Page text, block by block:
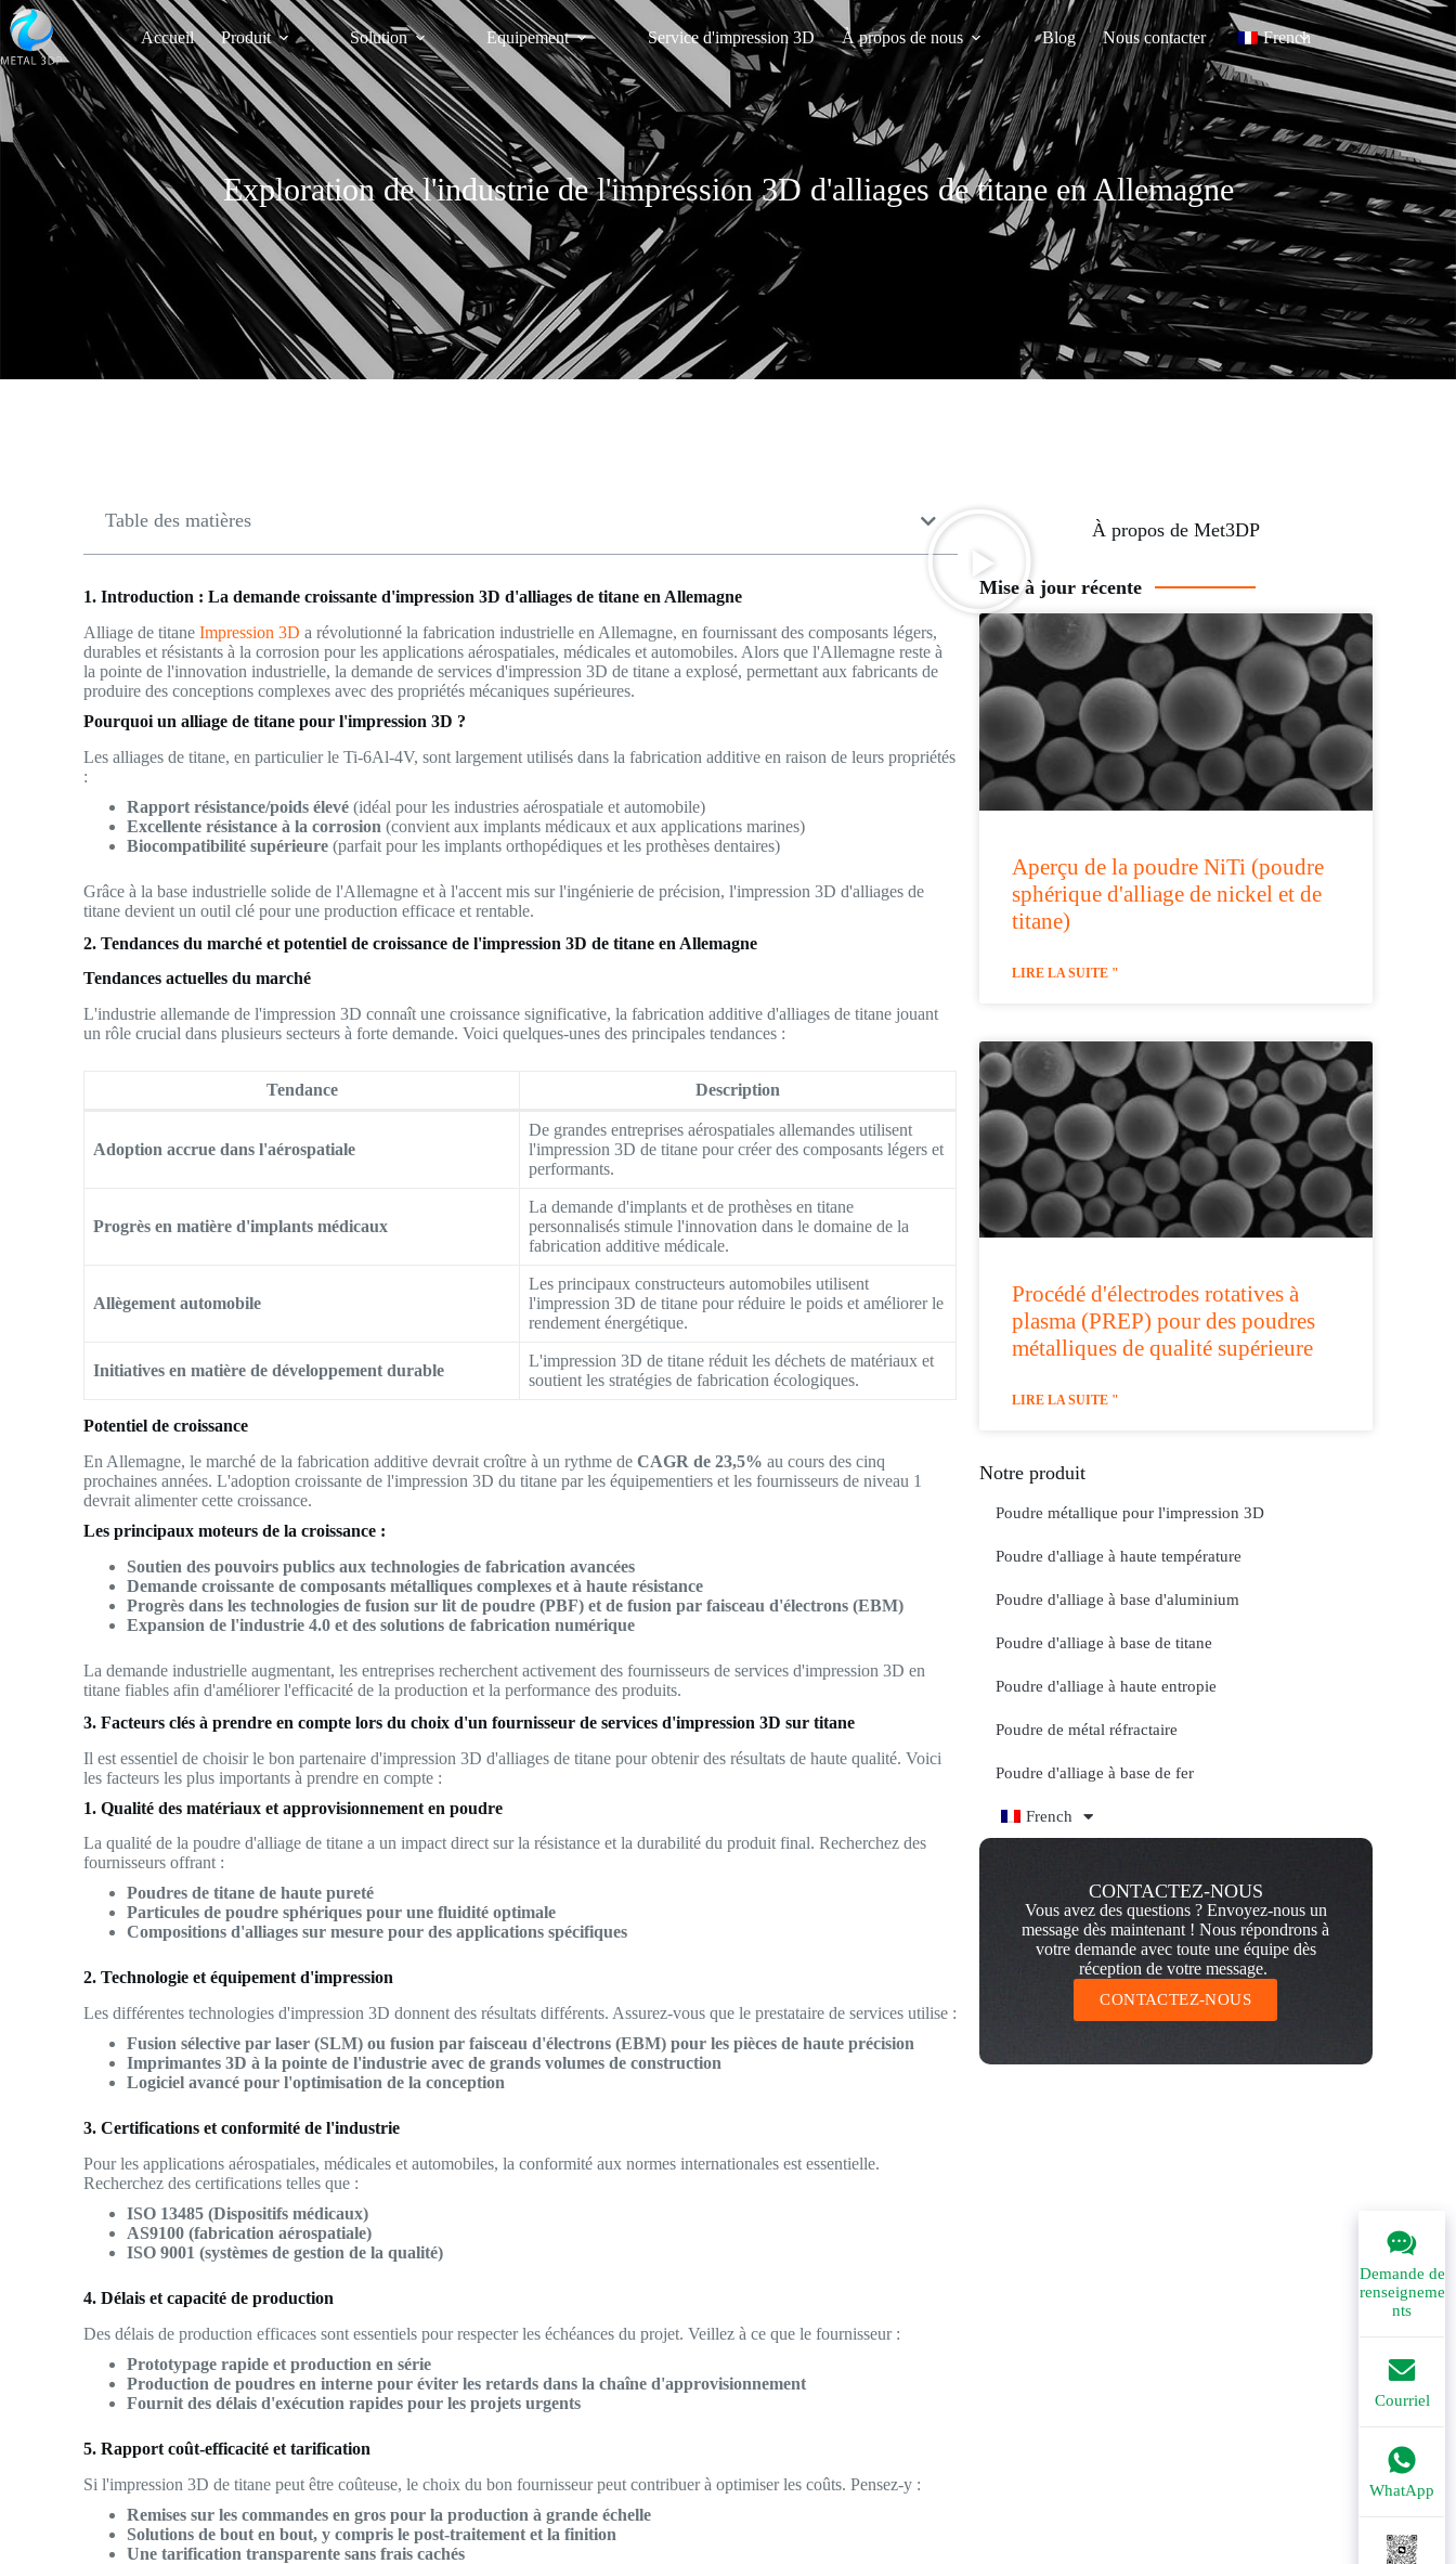
Accueil Produit Solution Equipement Service d'impression 3D À propos de nous Blog Nous contacter French
Demande de
renseigneme
nts
Courriel
WhatApp
Exploration de l'industrie de l'impression 3D d'alliages de titane en Allemagne
Table des matières
1. Introduction : La demande croissante d'impression 3D d'alliages de titane en Allemagne
Alliage de titaneImpression 3D a révolutionné la fabrication industrielle en Allemagne, en fournissant des composants légers,
durables et résistants à la corrosion pour les applications aérospatiales, médicales et automobiles. Alors que l'Allemagne reste à
la pointe de l'innovation industrielle, la demande de services d'impression 3D de titane a explosé, permettant aux fabricants de
produire des conceptions complexes avec des propriétés mécaniques supérieures.
Pourquoi un alliage de titane pour l'impression 3D ?
Les alliages de titane, en particulier le Ti-6Al-4V, sont largement utilisés dans la fabrication additive en raison de leurs propriétés
:
Rapport résistance/poids élevé (idéal pour les industries aérospatiale et automobile)
Excellente résistance à la corrosion (convient aux implants médicaux et aux applications marines)
Biocompatibilité supérieure (parfait pour les implants orthopédiques et les prothèses dentaires)
Grâce à la base industrielle solide de l'Allemagne et à l'accent mis sur l'ingénierie de précision, l'impression 3D d'alliages de
titane devient un outil clé pour une production efficace et rentable.
2. Tendances du marché et potentiel de croissance de l'impression 3D de titane en Allemagne
Tendances actuelles du marché
L'industrie allemande de l'impression 3D connaît une croissance significative, la fabrication additive d'alliages de titane jouant
un rôle crucial dans plusieurs secteurs à forte demande. Voici quelques-unes des principales tendances :
Tendance Description
Adoption accrue dans l'aérospatiale
De grandes entreprises aérospatiales allemandes utilisent
l'impression 3D de titane pour créer des composants légers et
performants.
Progrès en matière d'implants médicaux
La demande d'implants et de prothèses en titane
personnalisés stimule l'innovation dans le domaine de la
fabrication additive médicale.
Allègement automobile
Les principaux constructeurs automobiles utilisent
l'impression 3D de titane pour réduire le poids et améliorer le
rendement énergétique.
Initiatives en matière de développement durable
L'impression 3D de titane réduit les déchets de matériaux et
soutient les stratégies de fabrication écologiques.
Potentiel de croissance
En Allemagne, le marché de la fabrication additive devrait croître à un rythme deCAGR de 23,5% au cours des cinq
prochaines années. L'adoption croissante de l'impression 3D du titane par les équipementiers et les fournisseurs de niveau 1
devrait alimenter cette croissance.
Les principaux moteurs de la croissance :
Soutien des pouvoirs publics aux technologies de fabrication avancées
Demande croissante de composants métalliques complexes et à haute résistance
Progrès dans les technologies de fusion sur lit de poudre (PBF) et de fusion par faisceau d'électrons (EBM)
Expansion de l'industrie 4.0 et des solutions de fabrication numérique
La demande industrielle augmentant, les entreprises recherchent activement des fournisseurs de services d'impression 3D en
titane fiables afin d'améliorer l'efficacité de la production et la performance des produits.
3. Facteurs clés à prendre en compte lors du choix d'un fournisseur de services d'impression 3D sur titane
Il est essentiel de choisir le bon partenaire d'impression 3D d'alliages de titane pour obtenir des résultats de haute qualité. Voici
les facteurs les plus importants à prendre en compte :
1. Qualité des matériaux et approvisionnement en poudre
La qualité de la poudre d'alliage de titane a un impact direct sur la résistance et la durabilité du produit final. Recherchez des
fournisseurs offrant :
Poudres de titane de haute pureté
Particules de poudre sphériques pour une fluidité optimale
Compositions d'alliages sur mesure pour des applications spécifiques
2. Technologie et équipement d'impression
Les différentes technologies d'impression 3D donnent des résultats différents. Assurez-vous que le prestataire de services utilise :
Fusion sélective par laser (SLM) ou fusion par faisceau d'électrons (EBM) pour les pièces de haute précision
Imprimantes 3D à la pointe de l'industrie avec de grands volumes de construction
Logiciel avancé pour l'optimisation de la conception
3. Certifications et conformité de l'industrie
Pour les applications aérospatiales, médicales et automobiles, la conformité aux normes internationales est essentielle.
Recherchez des certifications telles que :
ISO 13485 (Dispositifs médicaux)
AS9100 (fabrication aérospatiale)
ISO 9001 (systèmes de gestion de la qualité)
4. Délais et capacité de production
Des délais de production efficaces sont essentiels pour respecter les échéances du projet. Veillez à ce que le fournisseur :
Prototypage rapide et production en série
Production de poudres en interne pour éviter les retards dans la chaîne d'approvisionnement
Fournit des délais d'exécution rapides pour les projets urgents
5. Rapport coût-efficacité et tarification
Si l'impression 3D de titane peut être coûteuse, le choix du bon fournisseur peut contribuer à optimiser les coûts. Pensez-y :
Remises sur les commandes en gros pour la production à grande échelle
Solutions de bout en bout, y compris le post-traitement et la finition
Une tarification transparente sans frais cachés
À propos de Met3DP
Mise à jour récente
Aperçu de la poudre NiTi (poudre
sphérique d'alliage de nickel et de
titane)
LIRE LA SUITE "
Procédé d'électrodes rotatives à
plasma (PREP) pour des poudres
métalliques de qualité supérieure
LIRE LA SUITE "
Notre produit
Poudre métallique pour l'impression 3D
Poudre d'alliage à haute température
Poudre d'alliage à base d'aluminium
Poudre d'alliage à base de titane
Poudre d'alliage à haute entropie
Poudre de métal réfractaire
Poudre d'alliage à base de fer
French
CONTACTEZ-NOUS
Vous avez des questions ? Envoyez-nous un
message dès maintenant ! Nous répondrons à
votre demande avec toute une équipe dès
réception de votre message.
CONTACTEZ-NOUS